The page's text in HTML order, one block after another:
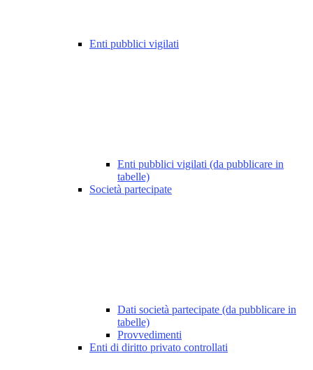
Enti pubblici vigilati
Enti pubblici vigilati (da pubblicare in
tabelle)
Società partecipate
Dati società partecipate (da pubblicare in
tabelle)
Provvedimenti
Enti di diritto privato controllati